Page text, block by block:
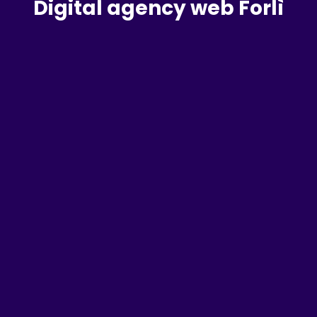
Digital agency web Forlì